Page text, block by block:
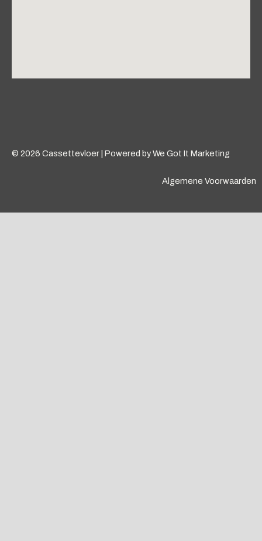
© 2026 Cassettevloer | Powered by We Got It Marketing
Algemene Voorwaarden